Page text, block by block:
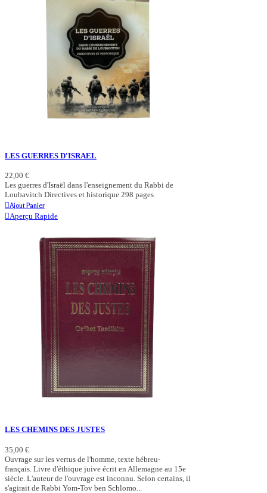
LES GUERRES D'ISRAEL
22,00 €
Les guerres d'Israël dans l'enseignement du Rabbi de
Loubavitch Directives et historique 298 pages
Ajout Panier
Aperçu Rapide
LES CHEMINS DES JUSTES
35,00 €
Ouvrage sur les vertus de l'homme, texte hébreu-
français. Livre d'éthique juive écrit en Allemagne au 15e
siècle. L'auteur de l'ouvrage est inconnu. Selon certains, il
s'agirait de Rabbi Yom-Tov ben Schlomo...